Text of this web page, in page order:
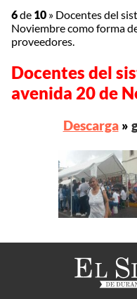
6de 10 » Docentes del
Noviembre como forma
proveedores.
Docentes del
avenida 20 de
Descarga»